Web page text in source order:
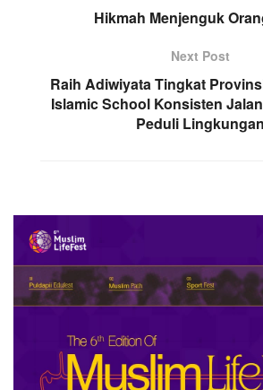
Hikmah Menjenguk
Next Post
Raih Adiwiyata Tingkat
Islamic School Konsisten
Peduli Lingkungan